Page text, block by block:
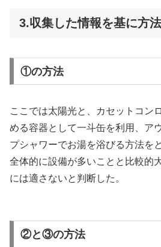
3.収集した情報を基に方
①の方法
ここでは太陽光と、カセットコン
める容器として一斗缶を利用、ア
プシャワーでお湯を浴びる方法を
全体的に設備が多いことと比較的
には適さないと判断した。
②と③の方法